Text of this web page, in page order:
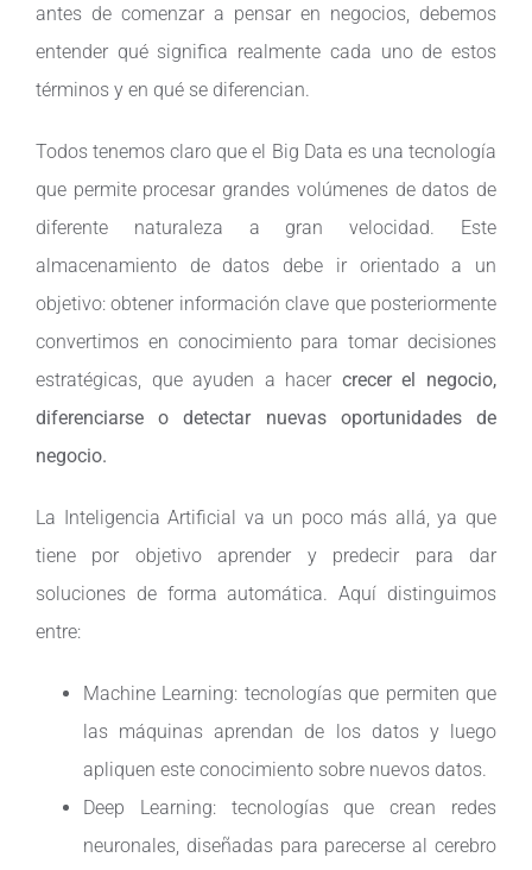
antes de comenzar a pensar en negocios, debemos
entender qué significa realmente cada uno de estos
términos y en qué se diferencian.
Todos tenemos claro que el Big Data es una tecnología
que permite procesar grandes volúmenes de datos de
diferente naturaleza a gran velocidad. Este
almacenamiento de datos debe ir orientado a un
objetivo: obtener información clave que posteriormente
convertimos en conocimiento para tomar decisiones
estratégicas, que ayuden a hacer crecer el negocio,
diferenciarse o detectar nuevas oportunidades de
negocio.
La Inteligencia Artificial va un poco más allá, ya que
tiene por objetivo aprender y predecir para dar
soluciones de forma automática. Aquí distinguimos
entre:
Machine Learning: tecnologías que permiten que
las máquinas aprendan de los datos y luego
apliquen este conocimiento sobre nuevos datos.
Deep Learning: tecnologías que crean redes
neuronales, diseñadas para parecerse al cerebro